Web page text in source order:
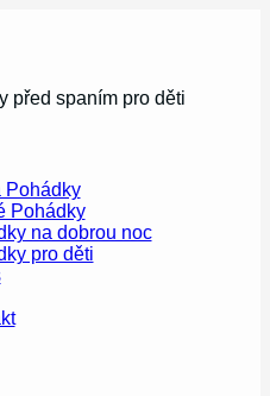
před spaním pro děti
Pohádky
Pohádky
na dobrou noc
pro děti